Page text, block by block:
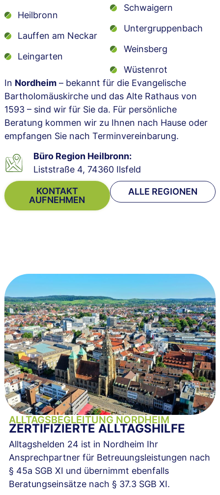
Heilbronn
Lauffen am Neckar
Leingarten
Schwaigern
Untergruppenbach
Weinsberg
Wüstenrot
In Nordheim– bekannt für die Evangelische
Bartholomäuskirche und das Alte Rathaus von
1593 – sind wir für Sie da. Für persönliche
Beratung kommen wir zu Ihnen nach Hause oder
empfangen Sie nach Terminvereinbarung.
Büro Region Heilbronn:
Liststraße 4, 74360 Ilsfeld
KONTAKT
AUFNEHMEN
ALLE REGIONEN
ALLTAGSBEGLEITUNG NORDHEIM
ZERTIFIZIERTE ALLTAGSHILFE
Alltagshelden 24 ist in Nordheim Ihr
Ansprechpartner für Betreuungsleistungen nach
§ 45a SGB XI und übernimmt ebenfalls
Beratungseinsätze nach § 37.3 SGB XI.